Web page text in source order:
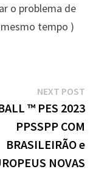
o problema de
tempo )
NEXT POST
™ PES 2023
PPSSPP COM
BRASILEIRÃO e
NOVAS